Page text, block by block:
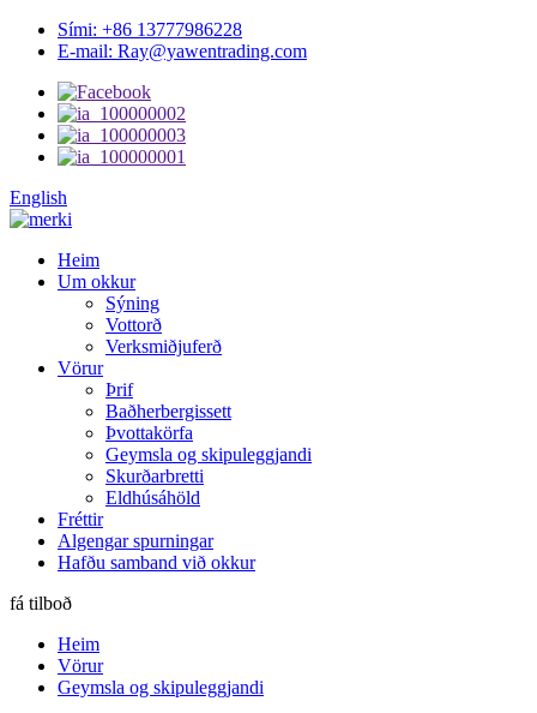
Sími: +86 13777986228
E-mail: Ray@yawentrading.com
English
Heim
Um okkur
Sýning
Vottorð
Verksmiðjuferð
Vörur
Þrif
Baðherbergissett
Þvottakörfa
Geymsla og skipuleggjandi
Skurðarbretti
Eldhúsáhöld
Fréttir
Algengar spurningar
Hafðu samband við okkur
fá tilboð
Heim
Vörur
Geymsla og skipuleggjandi